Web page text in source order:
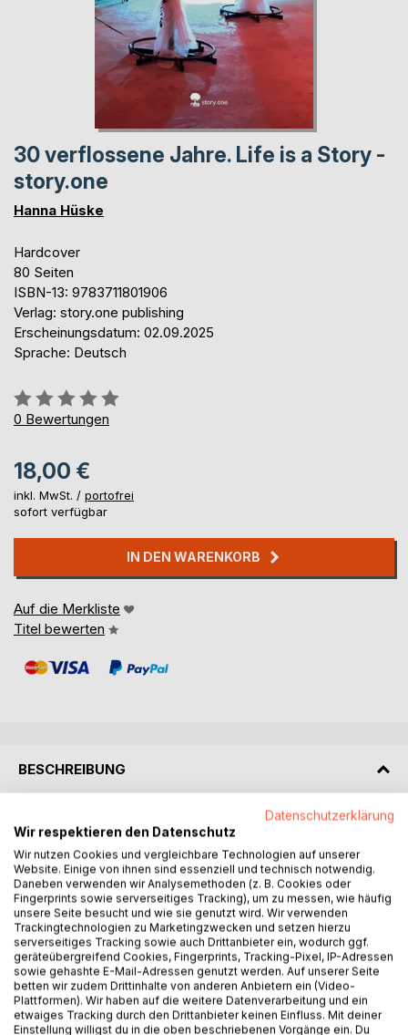
30 verflossene Jahre. Life is a Story -
story.one
Hanna Hüske
Hardcover
80 Seiten
ISBN-13: 9783711801906
Verlag: story.one publishing
Erscheinungsdatum: 02.09.2025
Sprache: Deutsch
Bewertung::
0%
0 Bewertungen
18,00 €
inkl. MwSt. / portofrei
sofort verfügbar
IN DEN WARENKORB
Auf die Merkliste
Titel bewerten
BESCHREIBUNG
Leni wird 30! Na, wenn das mal kein Grund zum Feiern ist.
Das denken zumindest ihre besten Freundinnen Tina und
Karla. Doch Leni ist alles andere als begeistert, auf 30
verflossene Jahre zurückzublicken. Wo ist der Mann fürs
Leben, den sie sich doch insgeheim immer an ihrer Seite
gewünscht hat? Die Single-Lady grübelt für den
Geschmack ihrer Freundinnen viel zu viel über die
Vergangenheit nach und genau deshalb planen die beiden
einen ganz besonderen Geburtstag für sie. Und geben ihr
damit die Chance, endlich mit verflossenen Liebschaften
abzuschließen. Oder doch nochmal neu anzufangen?
Datenschutzerklärung
Wir respektieren den Datenschutz
Wir nutzen Cookies und vergleichbare Technologien auf unserer
Website. Einige von ihnen sind essenziell und technisch notwendig.
Daneben verwenden wir Analysemethoden (z. B. Cookies oder
Fingerprints sowie serverseitiges Tracking), um zu messen, wie häufig
unsere Seite besucht und wie sie genutzt wird. Wir verwenden
Trackingtechnologien zu Marketingzwecken und setzen hierzu
serverseitiges Tracking sowie auch Drittanbieter ein, wodurch ggf.
geräteübergreifend Cookies, Fingerprints, Tracking-Pixel, IP-Adressen
sowie gehashte E-Mail-Adressen genutzt werden. Auf unserer Seite
betten wir zudem Drittinhalte von anderen Anbietern ein (Video-
Plattformen). Wir haben auf die weitere Datenverarbeitung und ein
etwaiges Tracking durch den Drittanbieter keinen Einfluss. Mit deiner
Einstellung willigst du in die oben beschriebenen Vorgänge ein. Du